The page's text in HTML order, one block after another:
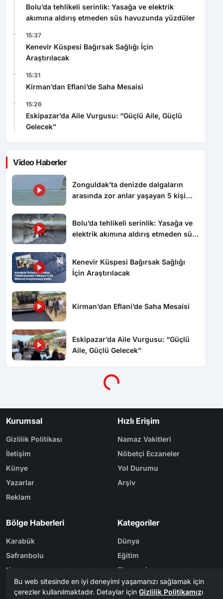
Bolu’da tehlikeli serinlik: Yasağa ve elektrik
akımına aldırış etmeden süs havuzunda yüzdüler
15:37
Kenevir Küspesi Bağırsak Sağlığı İçin
Araştırılacak
15:31
Kirman’dan Eflani’de Saha Mesaisi
15:26
Eskipazar’da Aile Vurgusu: “Güçlü Aile, Güçlü
Gelecek”
Video Haberler
Zonguldak’ta denizde dalgaların
arasında zor anlar yaşayan 5 kişi
Bolu’da tehlikeli serinlik: Yasağa ve
elektrik akımına aldırış etmeden süs
Kenevir Küspesi Bağırsak Sağlığı
İçin Araştırılacak
Kirman’dan Eflani’de Saha Mesaisi
Eskipazar’da Aile Vurgusu: “Güçlü
Aile, Güçlü Gelecek”
Yükleniyor...
Kurumsal
Gizlilik Politikası
İletişim
Künye
Yazarlar
Reklam
Hızlı Erişim
Namaz Vakitleri
Nöbetçi Eczaneler
Yol Durumu
Arşiv
Bölge Haberleri
Karabük
Safranbolu
Kastamonu
Bolu
Kategoriler
Dünya
Eğitim
Ekonomi
Gündem